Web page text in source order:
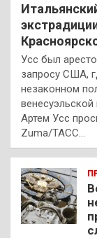
Усс был
запросу США,
незаконном
Артем Усс
Zuma/ТАСС…